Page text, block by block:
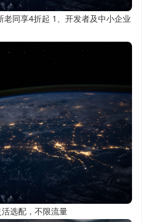
同享4折起 1、开发者及中小企业
选配，不限流量